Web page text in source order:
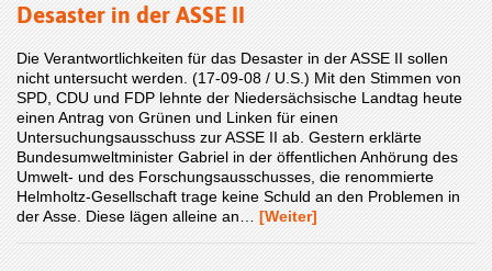
Desaster in der ASSE II
Die Verantwortlichkeiten für das Desaster in der ASSE II sollen
nicht untersucht werden. (17-09-08 / U.S.) Mit den Stimmen von
SPD, CDU und FDP lehnte der Niedersächsische Landtag heute
einen Antrag von Grünen und Linken für einen
Untersuchungsausschuss zur ASSE II ab. Gestern erklärte
Bundesumweltminister Gabriel in der öffentlichen Anhörung des
Umwelt- und des Forschungsausschusses, die renommierte
Helmholtz-Gesellschaft trage keine Schuld an den Problemen in
der Asse. Diese lägen alleine an… [Weiter]